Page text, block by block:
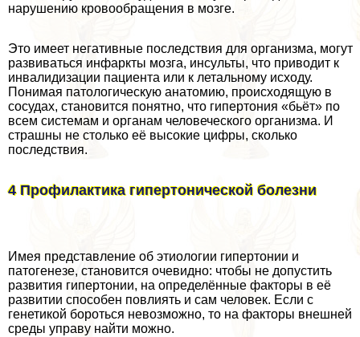
нарушению кровообращения в мозге.
Это имеет негативные последствия для организма, могут
развиваться инфаркты мозга, инсульты, что приводит к
инвалидизации пациента или к летальному исходу.
Понимая патологическую анатомию, происходящую в
сосудах, становится понятно, что гипертония «бьёт» по
всем системам и органам человеческого организма. И
страшны не столько её высокие цифры, сколько
последствия.
4 Профилактика гипертонической болезни
Имея представление об этиологии гипертонии и
патогенезе, становится очевидно: чтобы не допустить
развития гипертонии, на определённые факторы в её
развитии способен повлиять и сам человек. Если с
генетикой бороться невозможно, то на факторы внешней
среды управу найти можно.